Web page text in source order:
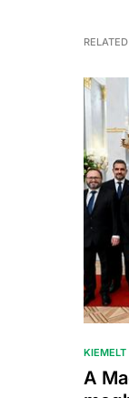
KIEMELT
A